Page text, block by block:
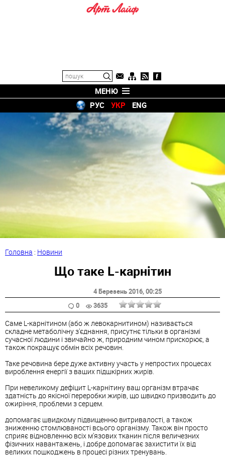
МЕНЮ
РУС
УКР ENG
Головна : Новини
Що таке L-карнітин
4 Березень 2016, 00:25
0
3635
Саме L-карнітином (або ж левокарнитином) називається
складне метаболічну з'єднання, присутнє тільки в організмі
сучасної людини і звичайно ж, природним чином прискорює, а
також покращує обмін всіх речовин.
Таке речовина бере дуже активну участь у непростих процесах
вироблення енергії з ваших підшкірних жирів.
При невеликому дефіцит L-карнітину ваш організм втрачає
здатність до якісної переробки жирів, що швидко призводить до
ожиріння, проблеми з серцем.
допомагає швидкому підвищенню витривалості, а також
зниженню стомлюваності всього організму. Також він просто
сприяє відновленню всіх м'язових тканин після величезних
фізичних навантажень, і добре допомагає захистити їх від
великих пошкоджень в процесі різних тренувань.